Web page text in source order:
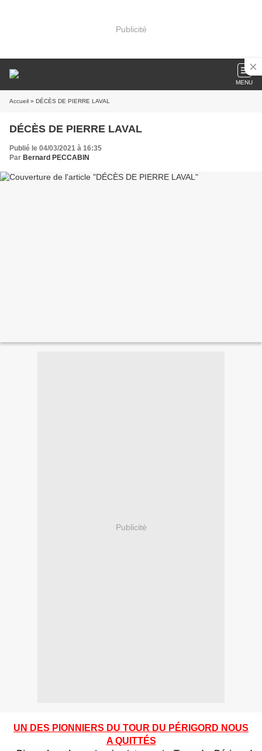
Publicité
MENU
Accueil » DÉCÈS DE PIERRE LAVAL
DÉCÈS DE PIERRE LAVAL
Publié le 04/03/2021 à 16:35
Par Bernard PECCABIN
Publicité
UN DES PIONNIERS DU TOUR DU PÉRIGORD NOUS
A QUITTÉS